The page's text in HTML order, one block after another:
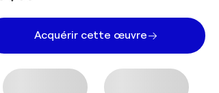
Acquérir cette œuvre